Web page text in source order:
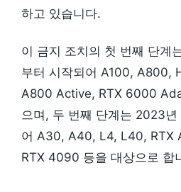
하고 있습니다.
이 금지 조치의 첫 번째 단계
부터 시작되어 A100, A800,
A800 Active, RTX 6000
으며, 두 번째 단계는 2023년
어 A30, A40, L4, L40, RTX
RTX 4090 등을 대상으로 합